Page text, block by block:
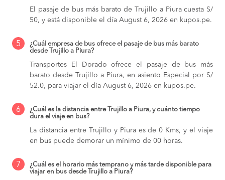
El pasaje de bus más barato de Trujillo a Piura cuesta S/
50, y está disponible el día August 6, 2026 en kupos.pe.
5
¿Cuál empresa de bus ofrece el pasaje de bus más barato
desde Trujillo a Piura?
Transportes El Dorado ofrece el pasaje de bus más
barato desde Trujillo a Piura, en asiento Especial por S/
52.0, para viajar el día August 6, 2026 en kupos.pe.
6
¿Cuál es la distancia entre Trujillo a Piura, y cuánto tiempo
dura el viaje en bus?
La distancia entre Trujillo y Piura es de 0 Kms, y el viaje
en bus puede demorar un mínimo de 00 horas.
7
¿Cuál es el horario más temprano y más tarde disponible para
viajar en bus desde Trujillo a Piura?